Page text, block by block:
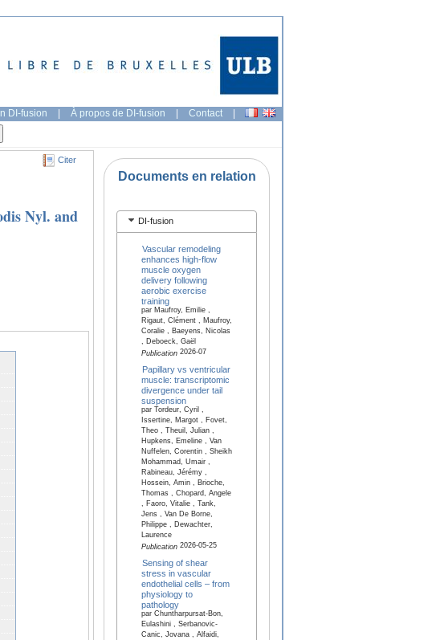
DI-fusion | À propos de DI-fusion | Contact |
Citer
Nyl. and
Documents en relation
DI-fusion
Vascular remodeling
enhances high-flow
muscle oxygen
delivery following
aerobic exercise
training
par Maufroy, Emilie ,
Rigaut, Clément , Maufroy,
Coralie , Baeyens, Nicolas
, Deboeck, Gaël
Publication2026-07
Papillary vs ventricular
muscle: transcriptomic
divergence under tail
suspension
par Tordeur, Cyril ,
Issertine, Margot , Fovet,
Theo , Theuil, Julian ,
Hupkens, Emeline , Van
Nuffelen, Corentin , Sheikh
Mohammad, Umair ,
Rabineau, Jérémy ,
Hossein, Amin , Brioche,
Thomas , Chopard, Angele
, Faoro, Vitalie , Tank,
Jens , Van De Borne,
Philippe , Dewachter,
Laurence
Publication2026-05-25
Sensing of shear
stress in vascular
endothelial cells – from
physiology to
pathology
par Chuntharpursat-Bon,
Eulashini , Serbanovic-
Canic, Jovana , Alfaidi,